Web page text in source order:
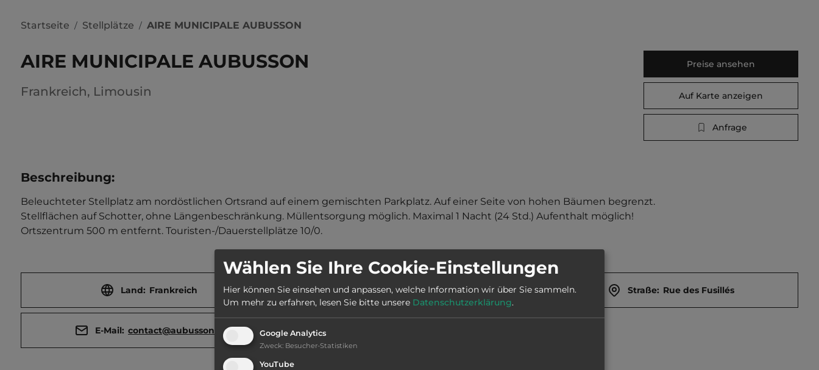
Startseite / Stellplätze / AIRE MUNICIPALE AUBUSSON
AIRE MUNICIPALE AUBUSSON
Frankreich, Limousin
Preise ansehen
Auf Karte anzeigen
Anfrage
Beschreibung:
Beleuchteter Stellplatz am nordöstlichen Ortsrand auf einem gemischten Parkplatz. Auf einer Seite von hohen Bäumen begrenzt.
Stellflächen auf Schotter, ohne Längenbeschränkung. Müllentsorgung möglich. Maximal 1 Nacht (24 Std.) Aufenthalt möglich!
Ortszentrum 500 m entfernt. Touristen-/Dauerstellplätze 10/0.
Land: Frankreich Stadt: 23200 Aubusson Straße: Rue des Fusillés
E-Mail: contact@aubusson.fr
Wählen Sie Ihre Cookie-Einstellungen
Hier können Sie einsehen und anpassen, welche Information wir über Sie sammeln.
Um mehr zu erfahren, lesen Sie bitte unsere Datenschutzerklärung.
Google Analytics
Zweck: Besucher-Statistiken
YouTube